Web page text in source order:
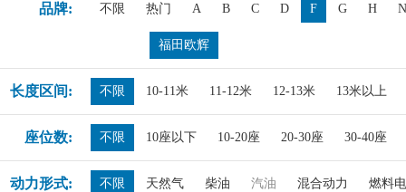
品牌: 不限 热门 A B C D F G H N
福田欧辉
长度区间: 不限 10-11米 11-12米 12-13米 13米以上
座位数: 不限 10座以下 10-20座 20-30座 30-40座
动力形式: 不限 天然气 柴油 汽油 混合动力 燃料